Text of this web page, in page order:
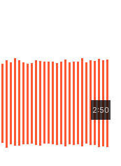
2:50